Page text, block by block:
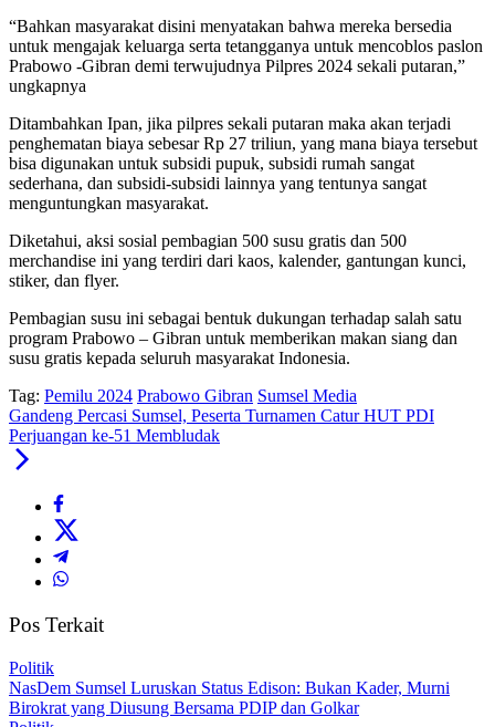
“Bahkan masyarakat disini menyatakan bahwa mereka bersedia
untuk mengajak keluarga serta tetangganya untuk mencoblos paslon
Prabowo -Gibran demi terwujudnya Pilpres 2024 sekali putaran,”
ungkapnya
Ditambahkan Ipan, jika pilpres sekali putaran maka akan terjadi
penghematan biaya sebesar Rp 27 triliun, yang mana biaya tersebut
bisa digunakan untuk subsidi pupuk, subsidi rumah sangat
sederhana, dan subsidi-subsidi lainnya yang tentunya sangat
menguntungkan masyarakat.
Diketahui, aksi sosial pembagian 500 susu gratis dan 500
merchandise ini yang terdiri dari kaos, kalender, gantungan kunci,
stiker, dan flyer.
Pembagian susu ini sebagai bentuk dukungan terhadap salah satu
program Prabowo – Gibran untuk memberikan makan siang dan
susu gratis kepada seluruh masyarakat Indonesia.
Tag: Pemilu 2024 Prabowo Gibran Sumsel Media
Gandeng Percasi Sumsel, Peserta Turnamen Catur HUT PDI
Perjuangan ke-51 Membludak
Pos Terkait
Politik
NasDem Sumsel Luruskan Status Edison: Bukan Kader, Murni
Birokrat yang Diusung Bersama PDIP dan Golkar